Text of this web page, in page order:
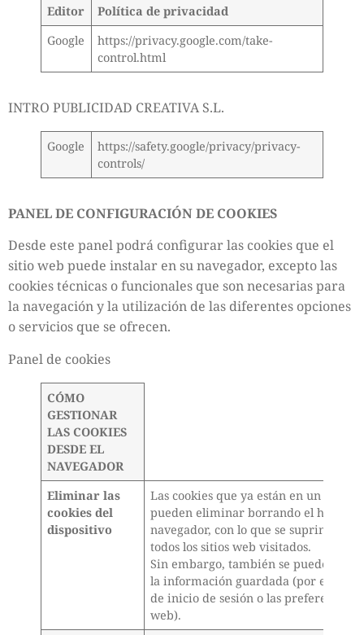
Editor
Política de privacidad
Google
https://privacy.google.com/take-
control.html
INTRO PUBLICIDAD CREATIVA S.L.
Google
https://safety.google/privacy/privacy-
controls/
PANEL DE CONFIGURACIÓN DE COOKIES
Desde este panel podrá configurar las cookies que el
sitio web puede instalar en su navegador, excepto las
cookies técnicas o funcionales que son necesarias para
la navegación y la utilización de las diferentes opciones
o servicios que se ofrecen.
Panel de cookies
CÓMO
GESTIONAR
LAS COOKIES
DESDE EL
NAVEGADOR
Eliminar las
cookies del
dispositivo
Las cookies que ya están en un
pueden eliminar borrando el
navegador, con lo que se suprimen
todos los sitios web visitados.
Sin embargo, también se puede
la información guardada (por
de inicio de sesión o las preferencias
web).